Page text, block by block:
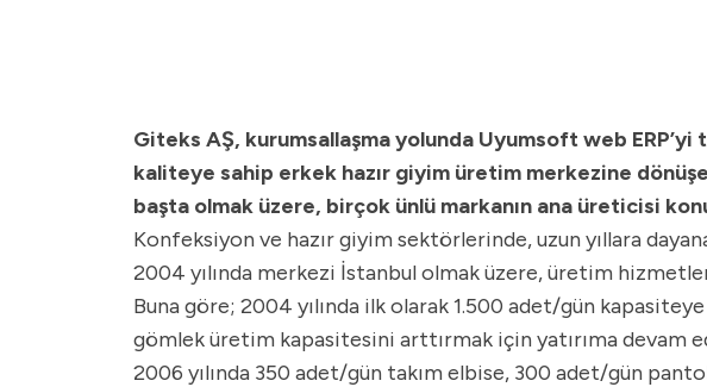
Giteks AŞ, kurumsallaşma yolunda Uyumsoft web
kaliteye sahip erkek hazır giyim üretim merkezine
başta olmak üzere, birçok ünlü markanın ana üreticisi
Konfeksiyon ve hazır giyim sektörlerinde, uzun yıllara
2004 yılında merkezi İstanbul olmak üzere, üretim
Buna göre; 2004 yılında ilk olarak 1.500 adet/gün
gömlek üretim kapasitesini arttırmak için yatırıma devam
2006 yılında 350 adet/gün takım elbise, 300 adet/gün